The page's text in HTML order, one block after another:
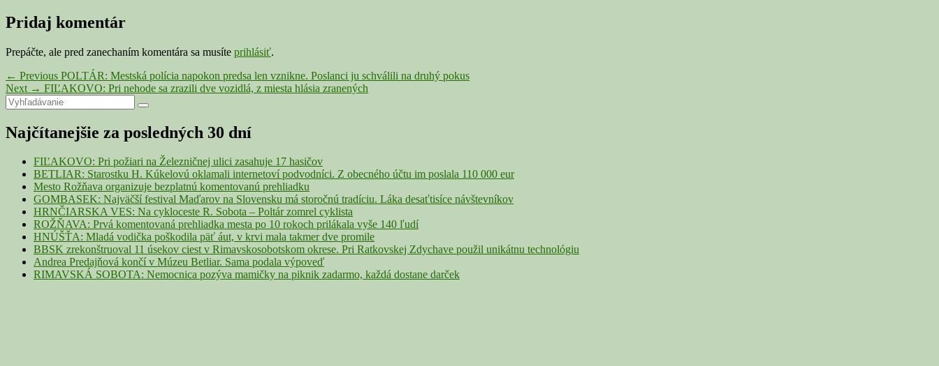
Pridaj komentár
Prepáčte, ale pred zanechaním komentára sa musíte prihlásiť.
Navigácia
v
článku
← Previous Previous
post:
POLTÁR: Mestská polícia napokon predsa len vznikne. Poslanci ju schválili na druhý pokus
Next → Next
post:
FIĽAKOVO: Pri nehode sa zrazili dve vozidlá, z miesta hlásia zranených
Primary
Sidebar
Widget
Area
Search
for:
Search
Najčítanejšie za posledných 30 dní
FIĽAKOVO: Pri požiari na Železničnej ulici zasahuje 17 hasičov
BETLIAR: Starostku H. Kúkelovú oklamali internetoví podvodníci. Z obecného účtu im poslala 110 000 eur
Mesto Rožňava organizuje bezplatnú komentovanú prehliadku
GOMBASEK: Najväčší festival Maďarov na Slovensku má storočnú tradíciu. Láka desaťtisíce návštevníkov
HRNČIARSKA VES: Na cykloceste R. Sobota – Poltár zomrel cyklista
ROŽŇAVA: Prvá komentovaná prehliadka mesta po 10 rokoch prilákala vyše 140 ľudí
HNÚŠŤA: Mladá vodička poškodila päť áut, v krvi mala takmer dve promile
BBSK zrekonštruoval 11 úsekov ciest v Rimavskosobotskom okrese. Pri Ratkovskej Zdychave použil unikátnu technológiu
Andrea Predajňová končí v Múzeu Betliar. Sama podala výpoveď
RIMAVSKÁ SOBOTA: Nemocnica pozýva mamičky na piknik zadarmo, každá dostane darček